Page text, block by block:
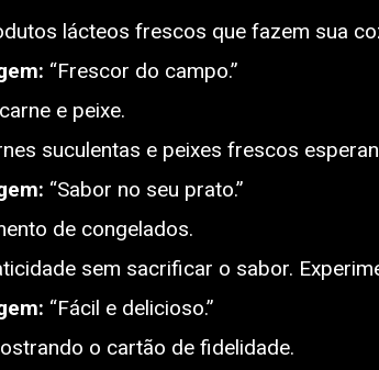
lácteos frescos que fazem sua
“Frescor do campo.”
e peixe.
suculentas e peixes frescos
“Sabor no seu prato.”
de congelados.
sem sacrificar o sabor.
“Fácil e delicioso.”
o cartão de fidelidade.